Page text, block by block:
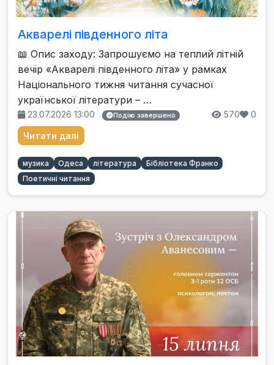
Акварелі південного літа
📖 Опис заходу: Запрошуємо на теплий літній
вечір «Акварелі південного літа» у рамках
Національного тижня читання сучасної
української літератури – …
23.07.2026 13:00 Подію завершено 570 0
Читати далі
музика Одеса література
Бібліотека Франко
Поетичні читання